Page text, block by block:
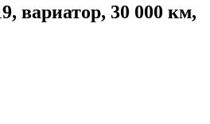
вариатор, 30 000 км,